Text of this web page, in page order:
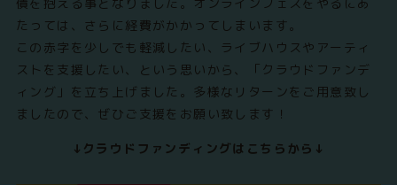
たっては、さらに経費がかかってしまいます。
この赤字を少しでも軽減したい、ライブハウスやアーティ
ストを支援したい、という思いから、「クラウドファンデ
ィング」を立ち上げました。多様なリターンをご用意致し
ましたので、ぜひご支援をお願い致します！
↓クラウドファンディングはこちらから↓